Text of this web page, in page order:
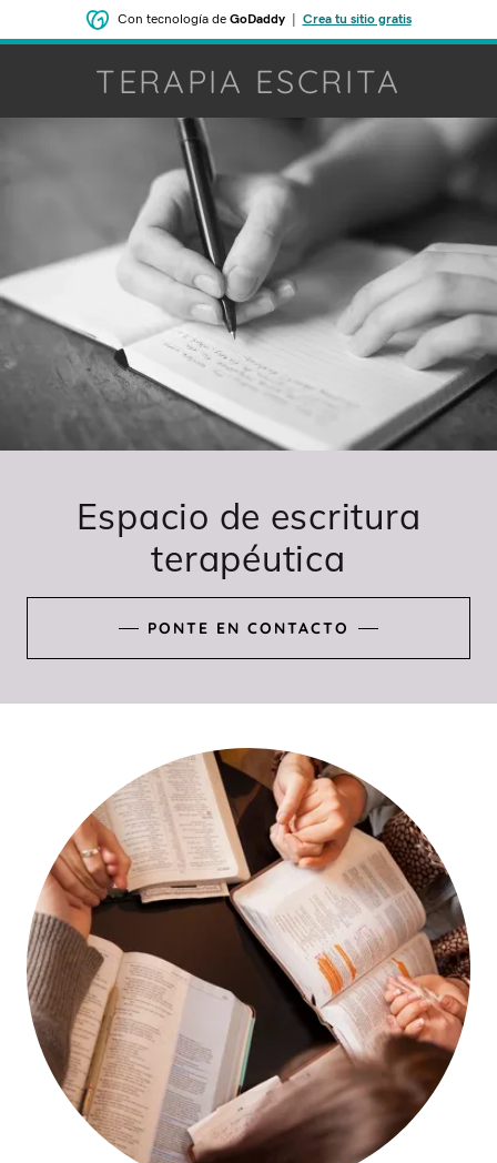
Con tecnología de GoDaddy| Crea tu sitio gratis
TERAPIA ESCRITA
Espacio de escritura
terapéutica
PONTE EN CONTACTO